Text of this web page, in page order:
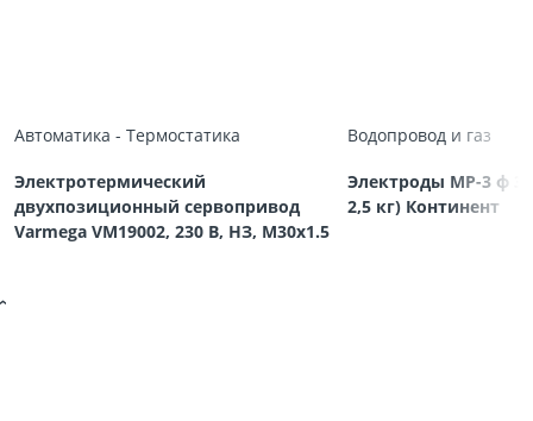
Автоматика - Термостатика
Электротермический
двухпозиционный сервопривод
Varmega VM19002, 230 В, НЗ, M30х1.5
Водопровод и газ
Электроды МР-3 ф
2,5 кг) Континент